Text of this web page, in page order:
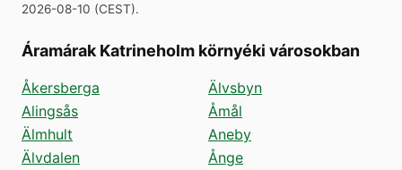
2026-08-10 (CEST).
Áramárak Katrineholm környéki városokban
Åkersberga
Alingsås
Älmhult
Älvdalen
Älvsbyn
Åmål
Aneby
Ånge